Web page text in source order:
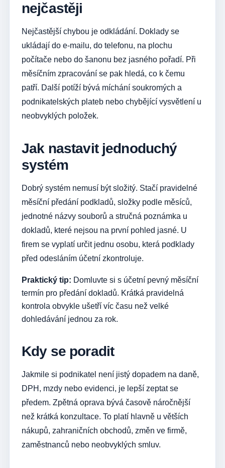
nejčastěji
Nejčastější chybou je odkládání. Doklady se
ukládají do e-mailu, do telefonu, na plochu
počítače nebo do šanonu bez jasného pořadí. Při
měsíčním zpracování se pak hledá, co k čemu
patří. Další potíží bývá míchání soukromých a
podnikatelských plateb nebo chybějící vysvětlení u
neobvyklých položek.
Jak nastavit jednoduchý
systém
Dobrý systém nemusí být složitý. Stačí pravidelné
měsíční předání podkladů, složky podle měsíců,
jednotné názvy souborů a stručná poznámka u
dokladů, které nejsou na první pohled jasné. U
firem se vyplatí určit jednu osobu, která podklady
před odesláním účetní zkontroluje.
Praktický tip: Domluvte si s účetní pevný měsíční
termín pro předání dokladů. Krátká pravidelná
kontrola obvykle ušetří víc času než velké
dohledávání jednou za rok.
Kdy se poradit
Jakmile si podnikatel není jistý dopadem na daně,
DPH, mzdy nebo evidenci, je lepší zeptat se
předem. Zpětná oprava bývá časově náročnější
než krátká konzultace. To platí hlavně u větších
nákupů, zahraničních obchodů, změn ve firmě,
zaměstnanců nebo neobvyklých smluv.